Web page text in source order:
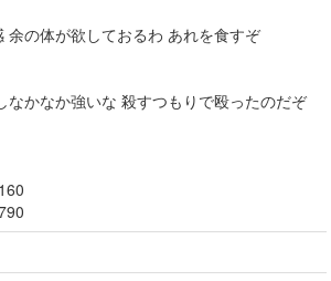
余の体が欲しておるわ あれを食すぞ
なかなか強いな 殺すつもりで殴ったのだぞ